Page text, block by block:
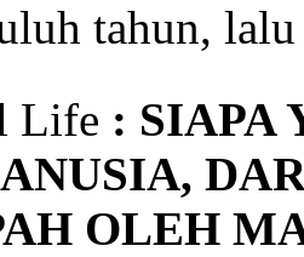
tahun,
Life : SIAPA
OLEH